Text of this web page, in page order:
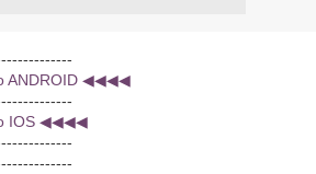
ANDROID ◀◀◀◀
IOS ◀◀◀◀